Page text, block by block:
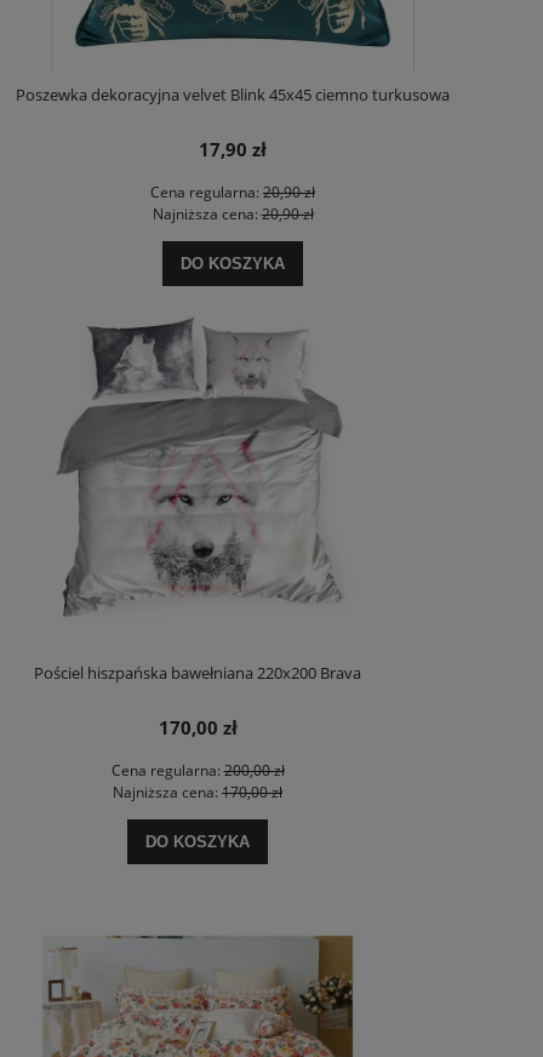
Poszewka dekoracyjna velvet Blink 45x45 ciemno turkusowa
17,90 zł
Cena regularna: 20,90 zł
Najniższa cena:20,90 zł
DO KOSZYKA
Pościel hiszpańska bawełniana 220x200 Brava
170,00 zł
Cena regularna:200,00 zł
Najniższa cena: 170,00 zł
DO KOSZYKA